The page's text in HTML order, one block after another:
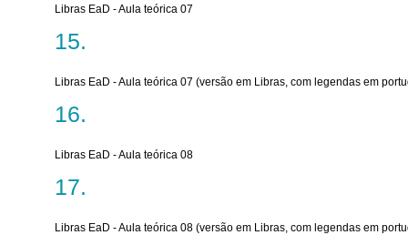
Libras EaD - Aula teórica 07
Libras EaD - Aula teórica 07 (versão em Libras, com legendas em
Libras EaD - Aula teórica 08
Libras EaD - Aula teórica 08 (versão em Libras, com legendas em